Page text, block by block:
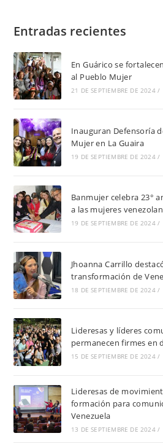
Entradas recientes
En Guárico se
al Pueblo Mujer
21 DE SEPTIEMBRE DE 2024 /
Inauguran Defensoría
Mujer en La Guaira
19 DE SEPTIEMBRE DE 2024 /
Banmujer celebra 23°
a las mujeres
19 DE SEPTIEMBRE DE 2024 /
Jhoanna Carrillo
transformación de
18 DE SEPTIEMBRE DE 2024 /
Lideresas y líderes
permanecen firmes en
15 DE SEPTIEMBRE DE 2024 /
Lideresas de
formación para
Venezuela
13 DE SEPTIEMBRE DE 2024 /